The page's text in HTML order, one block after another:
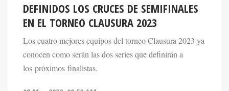
DEFINIDOS LOS CRUCES DE SEMIFINALES
EN EL TORNEO CLAUSURA 2023
Los cuatro mejores equipos del torneo Clausura 2023 ya
conocen como serán las dos series que definirán a
los próximos finalistas.